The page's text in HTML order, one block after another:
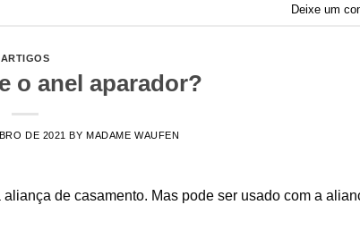
Deixe um
ARTIGOS
o anel aparador?
DE 2021 BYMADAME WAUFEN
de casamento. Mas pode ser usado com a